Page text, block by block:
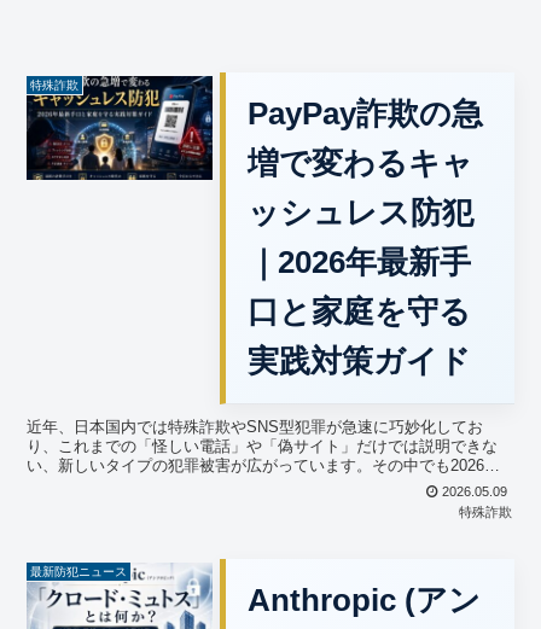
特殊詐欺
PayPay詐欺の急
増で変わるキャ
ッシュレス防犯
｜2026年最新手
口と家庭を守る
実践対策ガイド
近年、日本国内では特殊詐欺やSNS型犯罪が急速に巧妙化してお
り、これまでの「怪しい電話」や「偽サイト」だけでは説明できな
い、新しいタイプの犯罪被害が広がっています。その中でも2026年
春、特に大きな問題として注目されているのが、PayPay... 2026.05.09
特殊詐欺
最新防犯ニュース
Anthropic (アン